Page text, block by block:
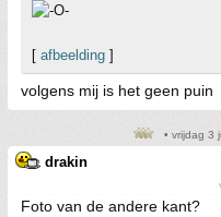
[ afbeelding ]
volgens mij is het geen puin
• vrijdag 3
drakin
Foto van de andere kant?